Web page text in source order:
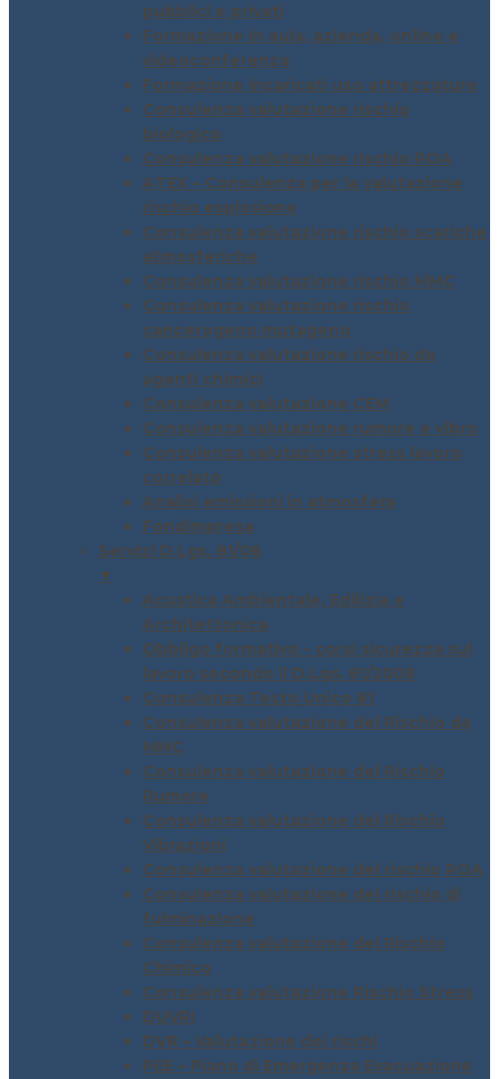
pubblici e privati
Formazione in aula, azienda, online e
videoconferenza
Formazione incaricati uso attrezzature
Consulenza valutazione rischio
biologico
Consulenza valutazione rischio ROA
ATEX – Consulenza per la valutazione
rischio esplosione
Consulenza valutazione rischio scariche
atmosferiche
Consulenza valutazione rischio MMC
Consulenza valutazione rischio
cancerogeno mutageno
Consulenza valutazione rischio da
agenti chimici
Consulenza valutazione CEM
Consulenza valutazione rumore e vibro
Consulenza valutazione stress lavoro
correlato
Analisi emissioni in atmosfera
Fondimpresa
Servizi D.Lgs. 81/08
▼
Acustica Ambientale, Edilizia e
Architettonica
Obbligo formativo – corsi sicurezza sul
lavoro secondo il D.Lgs. 81/2008
Consulenza Testo Unico 81
Consulenza valutazione del Rischio da
MMC
Consulenza valutazione del Rischio
Rumore
Consulenza valutazione del Rischio
Vibrazioni
Consulenza valutazione del rischio ROA
Consulenza valutazione del rischio di
fulminazione
Consulenza valutazione del Rischio
Chimico
Consulenza valutazione Rischio Stress
DUVRI
DVR – Valutazione dei rischi
PEE – Piano di Emergenza Evacuazione